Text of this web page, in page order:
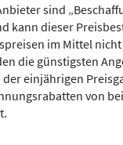
sind
kann dieser
im Mittel
die günstigsten
der einjährigen
von